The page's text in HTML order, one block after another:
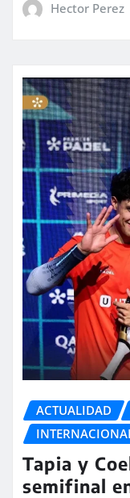
Hector Perez
ACTUALIDAD
Tapia y
semifinal